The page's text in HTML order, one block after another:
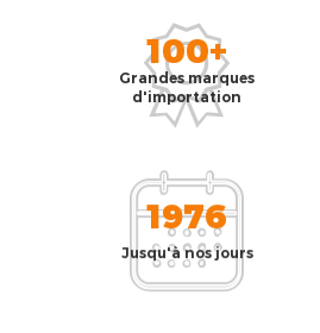
100+
Grandes marques
d'importation
1976
Jusqu'à nos jours